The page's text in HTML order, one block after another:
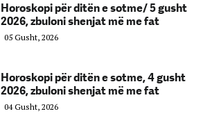
Horoskopi për ditën e sotme/ 5 gusht
2026, zbuloni shenjat më me fat
05 Gusht, 2026
Horoskopi për ditën e sotme, 4 gusht
2026, zbuloni shenjat më me fat
04 Gusht, 2026